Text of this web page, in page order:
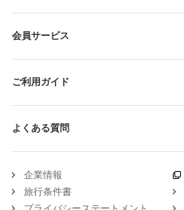
会員サービス
ご利用ガイド
よくある質問
企業情報
旅行条件書